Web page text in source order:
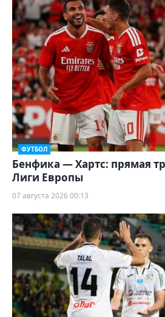
ФУТБОЛ
Бенфика — Хартс: прямая
Лиги Европы
07 августа 2026 00:13